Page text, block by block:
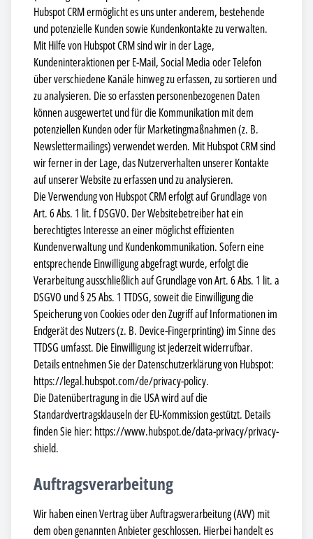
Hubspot CRM ermöglicht es uns unter anderem, bestehende
und potenzielle Kunden sowie Kundenkontakte zu verwalten.
Mit Hilfe von Hubspot CRM sind wir in der Lage,
Kundeninteraktionen per E-Mail, Social Media oder Telefon
über verschiedene Kanäle hinweg zu erfassen, zu sortieren und
zu analysieren. Die so erfassten personenbezogenen Daten
können ausgewertet und für die Kommunikation mit dem
potenziellen Kunden oder für Marketingmaßnahmen (z. B.
Newslettermailings) verwendet werden. Mit Hubspot CRM sind
wir ferner in der Lage, das Nutzerverhalten unserer Kontakte
auf unserer Website zu erfassen und zu analysieren.
Die Verwendung von Hubspot CRM erfolgt auf Grundlage von
Art. 6 Abs. 1 lit. f DSGVO. Der Websitebetreiber hat ein
berechtigtes Interesse an einer möglichst effizienten
Kundenverwaltung und Kundenkommunikation. Sofern eine
entsprechende Einwilligung abgefragt wurde, erfolgt die
Verarbeitung ausschließlich auf Grundlage von Art. 6 Abs. 1 lit. a
DSGVO und § 25 Abs. 1 TTDSG, soweit die Einwilligung die
Speicherung von Cookies oder den Zugriff auf Informationen im
Endgerät des Nutzers (z. B. Device-Fingerprinting) im Sinne des
TTDSG umfasst. Die Einwilligung ist jederzeit widerrufbar.
Details entnehmen Sie der Datenschutzerklärung von Hubspot:
https://legal.hubspot.com/de/privacy-policy.
Die Datenübertragung in die USA wird auf die
Standardvertragsklauseln der EU-Kommission gestützt. Details
finden Sie hier: https://www.hubspot.de/data-privacy/privacy-
shield.
Auftragsverarbeitung
Wir haben einen Vertrag über Auftragsverarbeitung (AVV) mit
dem oben genannten Anbieter geschlossen. Hierbei handelt es